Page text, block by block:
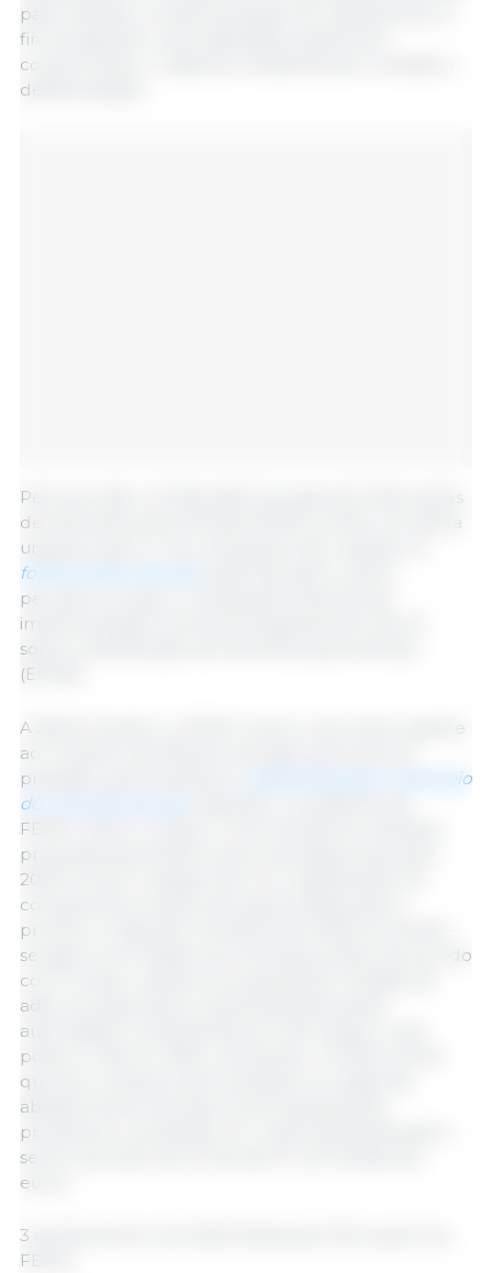
para reavaliar a implementação do regulamento, a
fim de garantir a sua viabilidade prática sem
comprometer o objectivo ambiental de combate à
desflorestação.
Pelo seu lado, a Federação Europeia de Fabricantes
de Alimentos para Animais (FEFAC) emitiu um alerta
urgente sobre o risco de graves interrupções no
fornecimento de soja
pecuário europeu, consequência directa da
implementação incerta do Regulamento da UE
sobre a Distribuição de Alimentos para Animais
(EUDR).
A 28 de Outubro, a FEFAC enviou uma carta urgente
ao Conselho de Ministros da Agricultura da UE,
presidido pela Dinamarca,
advertindo para o bloqueio
do mercado da soja
FEFAC, Pedro Cordero, os fornecedores retiraram
propostas para 2026 e as poucas disponíveis para
2025 incluem margens de lucro significativas. As
compras de produtos de soja previstas para o
primeiro e segundo trimestres de 2026 encontram-
se agora num estado de incerteza jurídica, de acordo
com Cordero, devido à proposta da Comissão de
adiar as inspecções e as penalizações pelas
autoridades competentes por seis meses, o que
pode ou não ter efeito retroactivo. A FEFAC prevê
que isto conduza a perturbações na cadeia de
abastecimento de soja nos principais países
produtores, resultando em custos adicionais para o
sector pecuário da UE de até 1,5 mil milhões de
euros.
3 de Novembro de 2025/ Redacção 333 a partir da
FEFAC.